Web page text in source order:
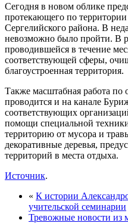
Сегодня в новом облике
протекающего по
Сергелийского района. В
невозможно было пройти. В
проводившейся в течение
соответствующей сферы,
благоустроенная территория.
Также масштабная работа по
проводится и на канале
соответствующих
помощи специальной
территорию от мусора и
декоративные деревья,
территорий в места отдыха.
Источник.
« К истории
учительской семинарии
Тревожные новости из